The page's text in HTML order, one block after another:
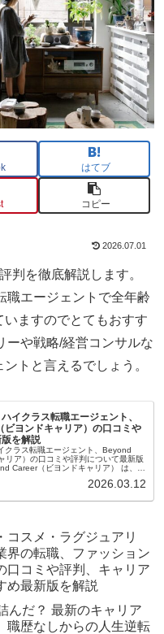
はてブ
コピー
2026.07.01
判を徹底解説します。
職エージェントで全年齢
ますのでとてもおすす
ーや戦略/経営コンサルな
トと言えるでしょう。
イクラス転職エージェント、
ヨンドキャリア）の口コミや
を解説
クラス転職エージェント、Beyond
リア）の口コミや評判について最新版
Career（ビヨンドキャリア） は、
紹介サービス） です。経験者向け・年
ア設計（伴走型支援） を重視してい
2026.03.12
コスメ・ラグジュアリ
界の転職、ファッション
口コミや評判、キャリア
め最新版を解説
んだ？ 最新のキャリア
職歴なしからの人生逆転